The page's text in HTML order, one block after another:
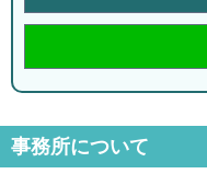
事務所について